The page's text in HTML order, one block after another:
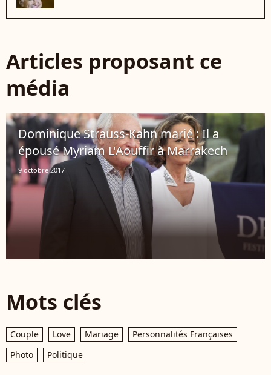
Articles proposant ce
média
Dominique Strauss-Kahn marié : Il a
épousé Myriam L'Aouffir à Marrakech
9 octobre 2017
Mots clés
Couple Love Mariage
Personnalités Françaises
Photo
Politique